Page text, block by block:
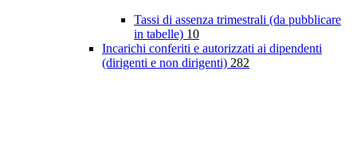
Tassi di assenza trimestrali (da pubblicare
in tabelle) 10
Incarichi conferiti e autorizzati ai dipendenti
(dirigenti e non dirigenti) 282